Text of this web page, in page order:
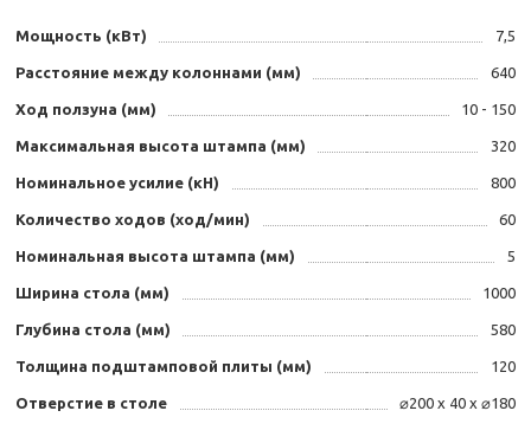
Мощность (кВт) 7,5
Расстояние между колоннами (мм) 640
Ход ползуна (мм) 10 - 150
Максимальная высота штампа (мм) 320
Номинальное усилие (кН) 800
Количество ходов (ход/мин) 60
Номинальная высота штампа (мм) 5
Ширина стола (мм) 1000
Глубина стола (мм) 580
Толщина подштамповой плиты (мм) 120
Отверстие в столе ⌀200 х 40 х ⌀180